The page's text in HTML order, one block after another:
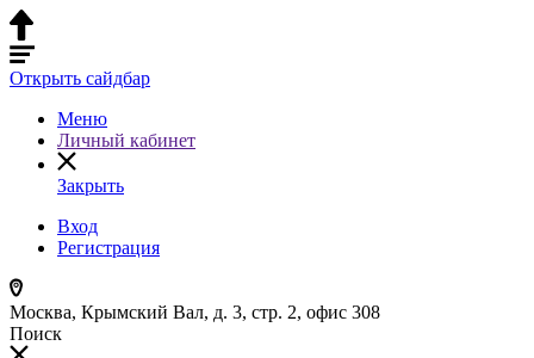
Открыть сайдбар
Меню
Личный кабинет
Закрыть
Вход
Регистрация
Москва, Крымский Вал, д. 3, стр. 2, офис 308
Поиск